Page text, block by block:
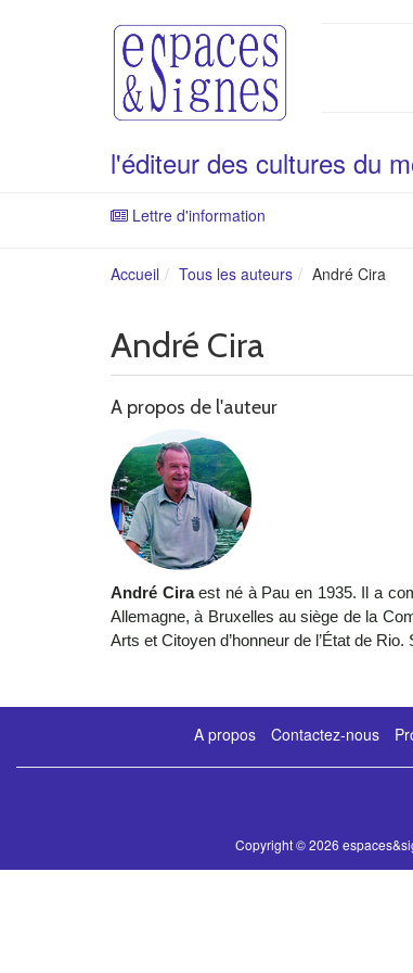
l'éditeur des cultures du
Lettre d'information
Accueil Tous les auteurs André Cira
André Cira
A propos de l'auteur
André Ciraest né à Pau en 1935. Il a
Allemagne, à Bruxelles au siège de la
Arts et Citoyen d’honneur de l’État de
A propos Contactez-nous
Copyright © 2026